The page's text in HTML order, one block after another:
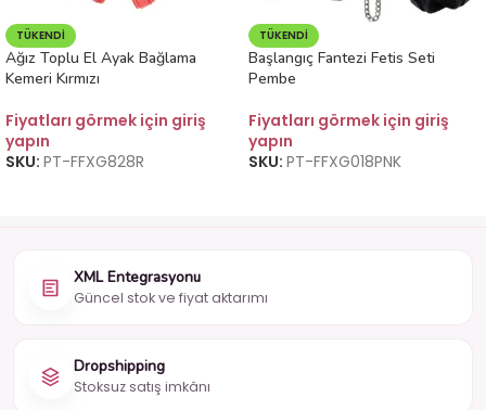
TÜKENDI
Ağız Toplu El Ayak Bağlama
Kemeri Kırmızı
Fiyatları görmek için giriş
yapın
SKU: PT-FFXG828R
TÜKENDI
Başlangıç Fantezi Fetis Seti
Pembe
Fiyatları görmek için giriş
yapın
SKU: PT-FFXG018PNK
XML Entegrasyonu
Güncel stok ve fiyat aktarımı
Dropshipping
Stoksuz satış imkânı